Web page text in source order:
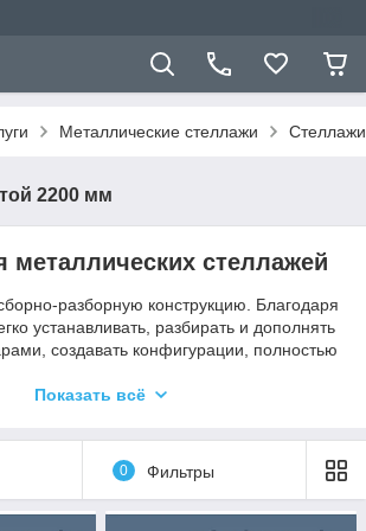
Металлические стеллажи
2200 мм
металлических стеллажей
разборную конструкцию. Благодаря
устанавливать, разбирать и дополнять
создавать конфигурации, полностью
адаптации к параметрам архива.
стойки позволяют менять высоту
стеллаж под специфику хранимой
Показать всё
0 Фильтры